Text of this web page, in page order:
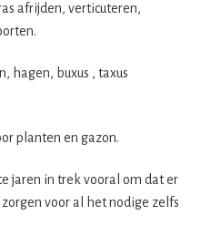
afrijden, verticuteren,
hagen, buxus , taxus
planten en gazon.
jaren in trek vooral om dat er
voor al het nodige zelfs